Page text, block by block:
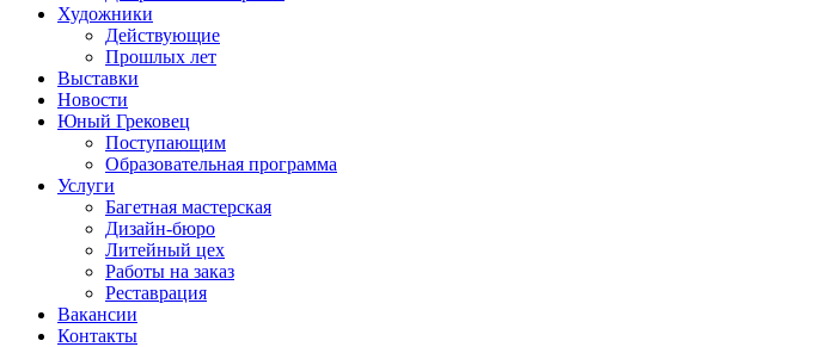
Художники
Действующие
Прошлых лет
Выставки
Новости
Юный Грековец
Поступающим
Образовательная программа
Услуги
Багетная мастерская
Дизайн-бюро
Литейный цех
Работы на заказ
Реставрация
Вакансии
Контакты